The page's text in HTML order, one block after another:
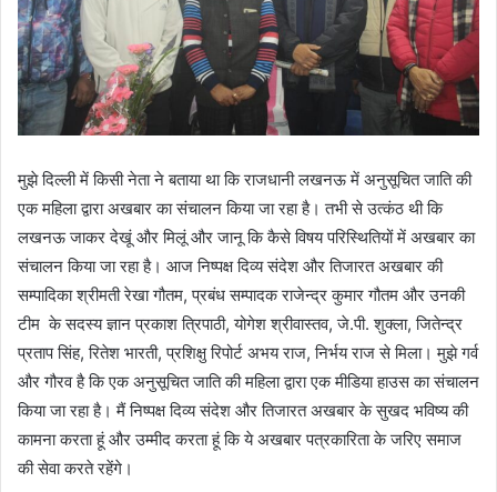
मुझे दिल्ली में किसी नेता ने बताया था कि राजधानी लखनऊ में अनुसूचित जाति की
एक महिला द्वारा अखबार का संचालन किया जा रहा है। तभी से उत्कंठ थी कि
लखनऊ जाकर देखूं और मिलूं और जानू कि कैसे विषय परिस्थितियों में अखबार का
संचालन किया जा रहा है। आज निष्पक्ष दिव्य संदेश और तिजारत अखबार की
सम्पादिका श्रीमती रेखा गौतम, प्रबंध सम्पादक राजेन्द्र कुमार गौतम और उनकी
टीम के सदस्य ज्ञान प्रकाश त्रिपाठी, योगेश श्रीवास्तव, जे.पी. शुक्ला, जितेन्द्र
प्रताप सिंह, रितेश भारती, प्रशिक्षु रिपोर्ट अभय राज, निर्भय राज से मिला। मुझे गर्व
और गौरव है कि एक अनुसूचित जाति की महिला द्वारा एक मीडिया हाउस का संचालन
किया जा रहा है। मैं निष्पक्ष दिव्य संदेश और तिजारत अखबार के सुखद भविष्य की
कामना करता हूं और उम्मीद करता हूं कि ये अखबार पत्रकारिता के जरिए समाज
की सेवा करते रहेंगे।